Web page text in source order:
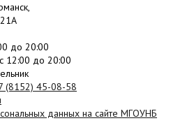
до 20:00
12:00 до 20:00
(8152) 45-08-58
данных на сайте МГОУНБ